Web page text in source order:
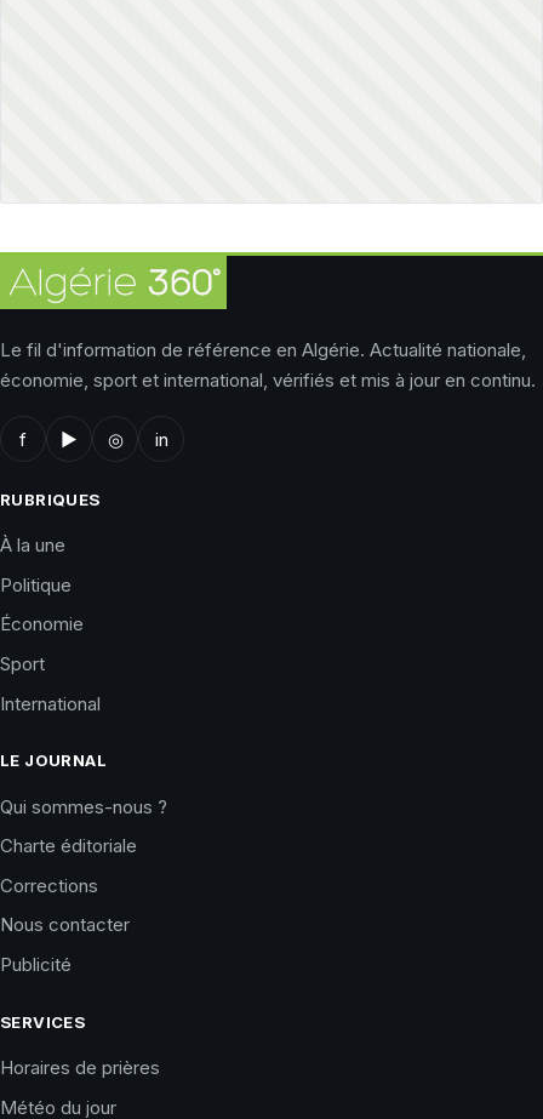
Le fil d'information de référence en Algérie. Actualité nationale,
économie, sport et international, vérifiés et mis à jour en continu.
f ▶ ◎ in
RUBRIQUES
À la une
Politique
Économie
Sport
International
LE JOURNAL
Qui sommes-nous ?
Charte éditoriale
Corrections
Nous contacter
Publicité
SERVICES
Horaires de prières
Météo du jour